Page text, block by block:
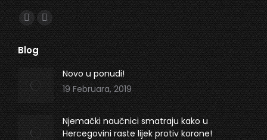
Find us on:
Facebook
page
opens
in
new
window
Instagram
page
opens
in
new
window
Blog
Novo u ponudi!
19 Februara, 2019
Njemački naučnici smatraju kako u
Hercegovini raste lijek protiv korone!